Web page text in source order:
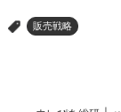
> 販売戦略